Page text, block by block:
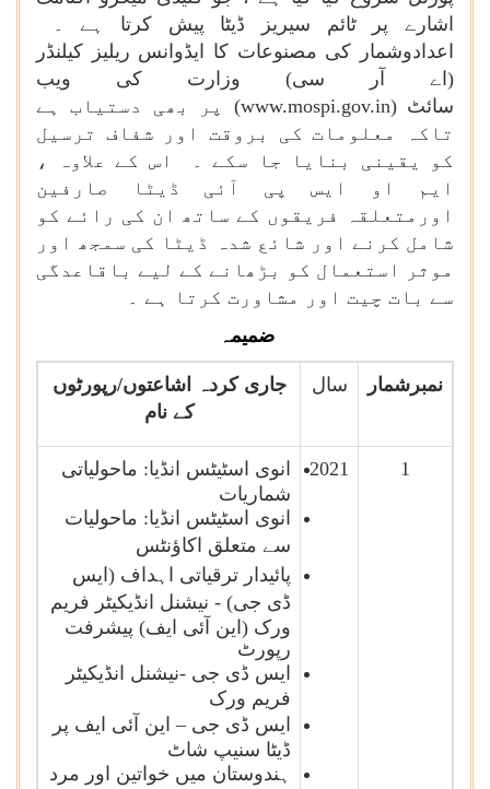
اشارے پر ٹائم سیریز ڈیٹا پیش کرتا ہے ۔
اعدادوشمار کی مصنوعات کا ایڈوانس ریلیز کیلنڈر
(اے آر سی) وزارت کی ویب
سائٹ (www.mospi.gov.in)
پر بھی دستیاب ہے
تاکہ معلومات کی بروقت اور شفاف ترسیل
کو یقینی بنایا جا سکے ۔ اس کے علاوہ ،
ایم او ایس پی آئی ڈیٹا صارفین
اورمتعلقہ فریقوں کے ساتھ ان کی رائے کو
شامل کرنے اور شائع شدہ ڈیٹا کی سمجھ اور
موثر استعمال کو بڑھانے کے لیے باقاعدگی
سے بات چیت اور مشاورت کرتا ہے ۔
ضمیمہ
نمبرشمار سال
جاری کردہ اشاعتوں/رپورٹوں
کے نام
1
2021
انوی اسٹیٹس انڈیا: ماحولیاتی
شماریات
انوی اسٹیٹس انڈیا: ماحولیات
سے متعلق اکاؤنٹس
پائیدار ترقیاتی اہداف (ایس
ڈی جی) - نیشنل انڈیکیٹر فریم
ورک (این آئی ایف) پیشرفت
رپورٹ
ایس ڈی جی -نیشنل انڈیکیٹر
فریم ورک
ایس ڈی جی – این آئی ایف پر
ڈیٹا سنیپ شاٹ
ہندوستان میں خواتین اور مرد